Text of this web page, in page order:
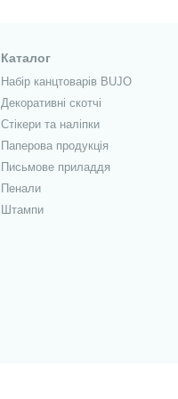
Каталог
Набір канцтоварів BUJO
Декоративні скотчі
Стікери та наліпки
Паперова продукція
Письмове приладдя
Пенали
Штампи